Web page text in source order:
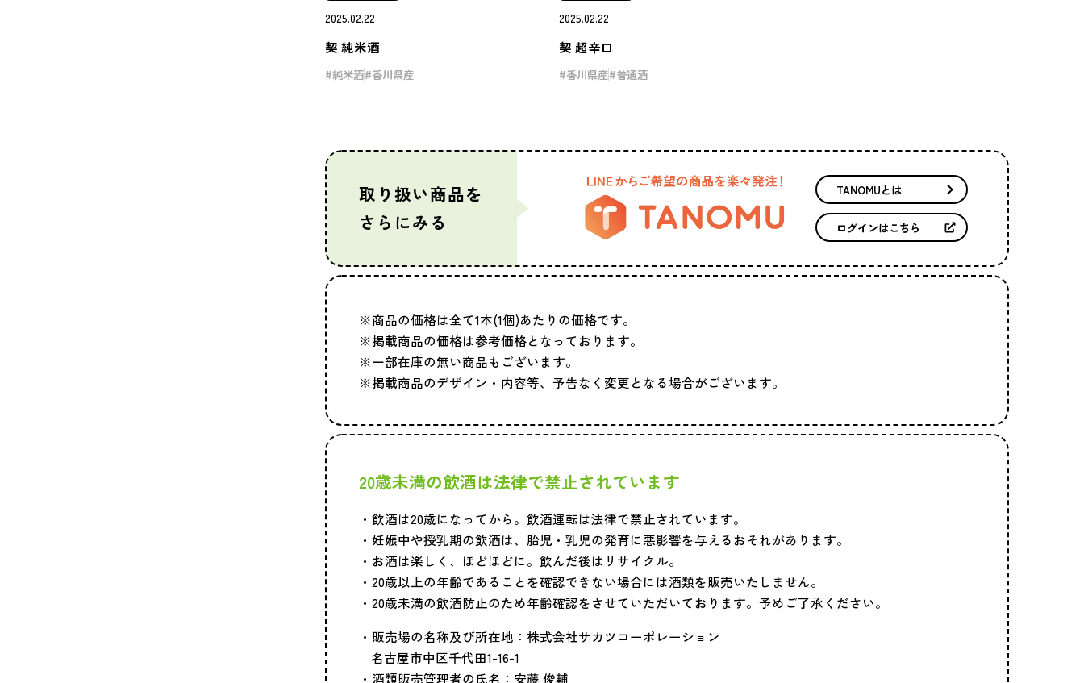
2025.02.22
契 純米酒
純米酒 香川県産
2025.02.22
契 超辛口
香川県産 普通酒
取り扱い商品を
さらにみる
TANOMUとは
ログインはこちら
商品の価格は全て1本(1個)あたりの価格です。
掲載商品の価格は参考価格となっております。
一部在庫の無い商品もございます。
掲載商品のデザイン・内容等、予告なく変更となる場合がございます。
20歳未満の飲酒は法律で禁止されています
飲酒は20歳になってから。飲酒運転は法律で禁止されています。
妊娠中や授乳期の飲酒は、胎児・乳児の発育に悪影響を与えるおそれがあります。
お酒は楽しく、ほどほどに。飲んだ後はリサイクル。
20歳以上の年齢であることを確認できない場合には酒類を販売いたしません。
20歳未満の飲酒防止のため年齢確認をさせていただいております。予めご了承ください。
販売場の名称及び所在地：株式会社サカツコーポレーション
名古屋市中区千代田1-16-1
酒類販売管理者の氏名：安藤 俊輔